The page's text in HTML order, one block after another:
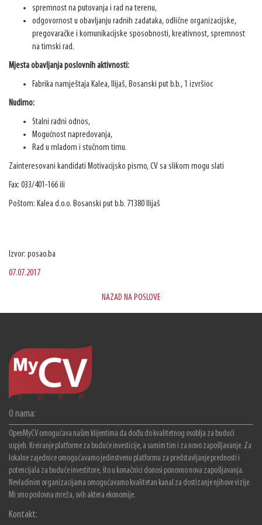
spremnost na putovanja i rad na terenu,
odgovornost u obavljanju radnih zadataka, odlične organizacijske,
pregovaračke i komunikacijske sposobnosti, kreativnost, spremnost
na timski rad.
Mjesta obavljanja poslovnih aktivnosti:
Fabrika namještaja Kalea, Ilijaš, Bosanski put b.b., 1 izvršioc
Nudimo:
Stalni radni odnos,
Mogućnost napredovanja,
Rad u mladom i stučnom timu.
Zainteresovani kandidati Motivacijsko pismo, CV sa slikom mogu slati
Fax: 033/401-166 ili
Poštom: Kalea d.o.o. Bosanski put b.b. 71380 Ilijaš
Izvor: posao.ba
07.07.2017
NAZAD NA POSLOVE
O nama:
OpenMyCV omogućava našim klijentima da dođu do kvalitetnog osoblja za budući
uspjeh. Kreiranje platforme za buduće investicije, a samim tim i za novo zapošljavanje. Za
lokalne zajednice omogućavamo jedinstvenu platformu za predstavljanje prednosti i
potencijala za buduće investitore, što u konačnici donosi ponovno nova zapošljavanja.
Nevladinim organizacijama omogućavamo kvalitetan kanal za dostizanje njihove vizije.
Mi smo poslovna mreža, svih aktera ekonomije.
Kontakt: